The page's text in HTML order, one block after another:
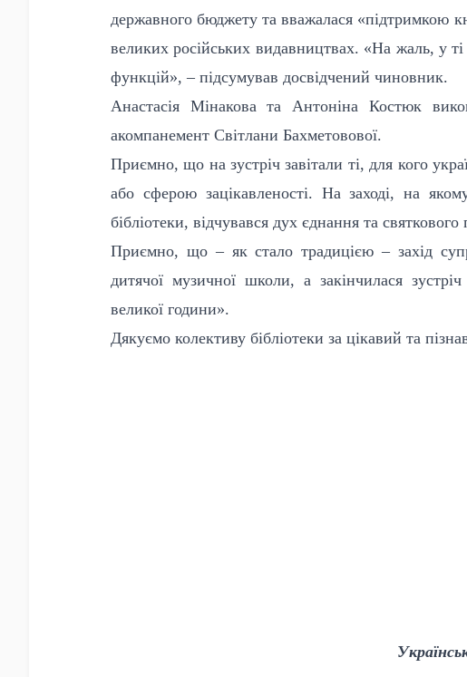
державного бюджету та вважалася «підтримкою
великих російських видавництвах. «На жаль, у
функцій», – підсумував досвідчений чиновник.
Анастасія Мінакова та Антоніна Костюк
акомпанемент Світлани Бахметовової.
Приємно, що на зустріч завітали ті, для кого
або сферою зацікавленості. На заході, на
бібліотеки, відчувався дух єднання та святкового
Приємно, що – як стало традицією – захід
дитячої музичної школи, а закінчилася
великої години».
Дякуємо колективу бібліотеки за цікавий та